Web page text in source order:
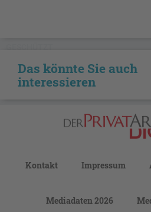
Das könnte Sie auch
interessieren
Kontakt Impressum
Mediadaten 2026